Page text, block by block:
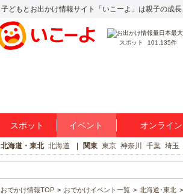
子どもとお出かけ情報サイト「いこーよ」は親子の成長
スポット 101,135件
スポット イベント オンライ
北海道・東北 北海道 関東 東京 神奈川 千葉 埼玉
おでかけ情報TOP おでかけイベント一覧 北海道･東北